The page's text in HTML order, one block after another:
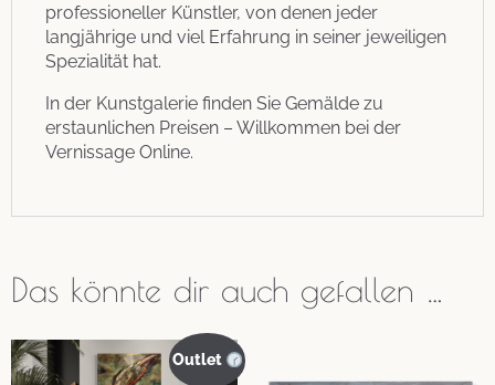
professioneller Künstler, von denen jeder
langjährige und viel Erfahrung in seiner jeweiligen
Spezialität hat.
In der Kunstgalerie finden Sie Gemälde zu
erstaunlichen Preisen – Willkommen bei der
Vernissage Online.
Das könnte dir auch gefallen …
Outlet